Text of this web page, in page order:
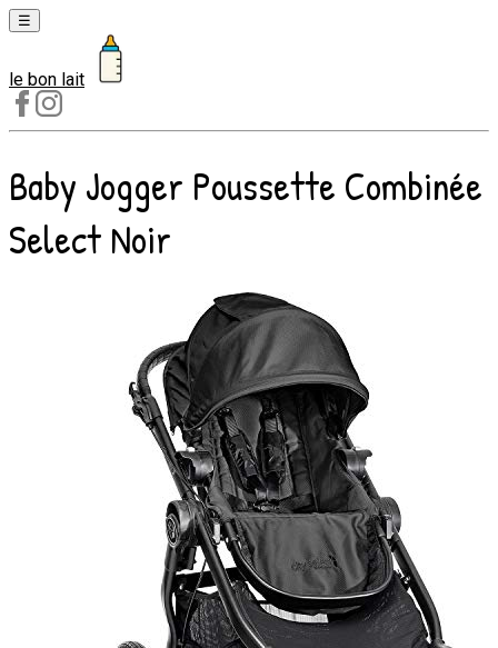
☰
Laits
1er
âge
Laits
2e
âge
le bon lait
Baby Jogger Poussette Combinée
Select Noir